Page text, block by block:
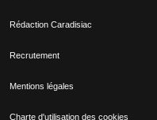
Rédaction Caradisiac
Recrutement
Mentions légales
Charte d'utilisation des cookies